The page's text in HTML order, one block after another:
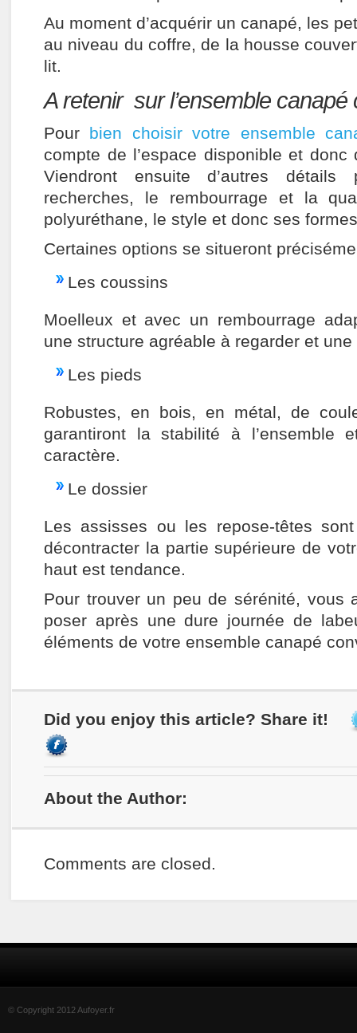
Au moment d’acquérir un canapé, les
au niveau du coffre, de la housse
lit.
A retenir sur l’ensemble canapé
Pour bien choisir votre ensemble
compte de l’espace disponible et donc
Viendront ensuite d’autres
recherches, le rembourrage et la
polyuréthane, le style et donc ses
Certaines options se situeront
Les coussins
Moelleux et avec un rembourrage
une structure agréable à regarder et
Les pieds
Robustes, en bois, en métal, de
garantiront la stabilité à l’ensemble
caractère.
Le dossier
Les assisses ou les repose-têtes
décontracter la partie supérieure de
haut est tendance.
Pour trouver un peu de sérénité, vous
poser après une dure journée de
éléments de votre ensemble canapé
Did you enjoy this article? Share it!
About the Author:
Comments are closed.
© Copyright 2012 Aufoyer.fr